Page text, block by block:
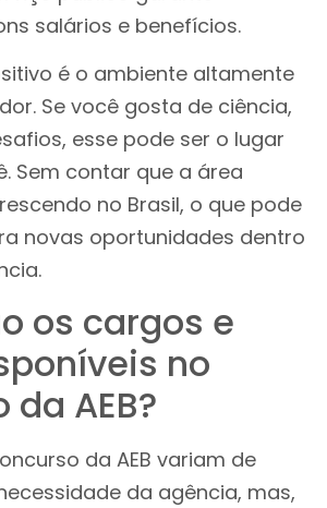
salários e benefícios.
é o ambiente altamente
Se você gosta de ciência,
esse pode ser o lugar
Sem contar que a área
no Brasil, o que pode
novas oportunidades dentro
os cargos e
no
AEB?
da AEB variam de
da agência, mas,